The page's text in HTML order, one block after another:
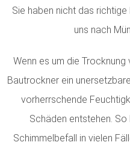
Sie haben nicht das
uns nach
Wenn es um die
Bautrockner ein
vorherrschende
Schäden entstehen.
Schimmelbefall in vielen